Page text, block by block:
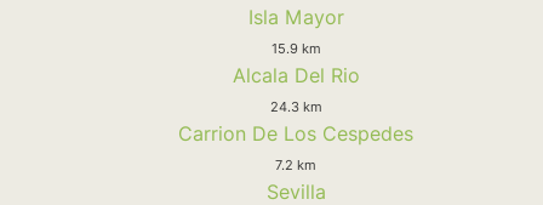
Isla Mayor
15.9 km
Alcala Del Rio
24.3 km
Carrion De Los Cespedes
7.2 km
Sevilla